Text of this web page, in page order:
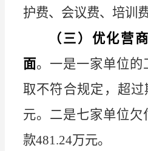
护费、会议费、培训
（三）优化营
面。一是一家单位的
取不符合规定，超
元。二是七家单位欠
款481.24万元。